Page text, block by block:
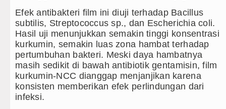
Efek antibakteri film ini diuji terhadap Bacillus
subtilis, Streptococcus sp., dan Escherichia coli.
Hasil uji menunjukkan semakin tinggi konsentrasi
kurkumin, semakin luas zona hambat terhadap
pertumbuhan bakteri. Meski daya hambatnya
masih sedikit di bawah antibiotik gentamisin, film
kurkumin-NCC dianggap menjanjikan karena
konsisten memberikan efek perlindungan dari
infeksi.